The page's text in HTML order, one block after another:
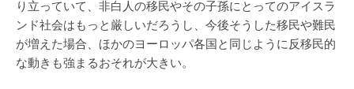
り立っていて、非白人の移民やその子孫にとってのアイスラ
ンド社会はもっと厳しいだろうし、今後そうした移民や難民
が増えた場合、ほかのヨーロッパ各国と同じように反移民的
な動きも強まるおそれが大きい。